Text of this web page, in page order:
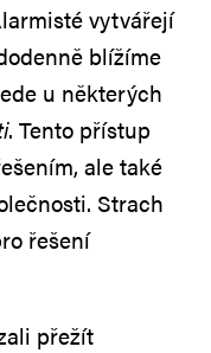
vytvářejí
blížíme
u některých
. Tento přístup
ale také
Strach
řešení
přežít